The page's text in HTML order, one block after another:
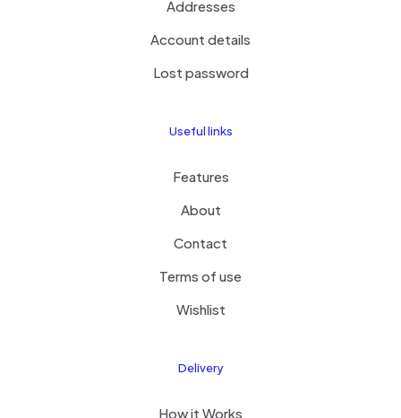
Addresses
Account details
Lost password
Useful links
Features
About
Contact
Terms of use
Wishlist
Delivery
How it Works